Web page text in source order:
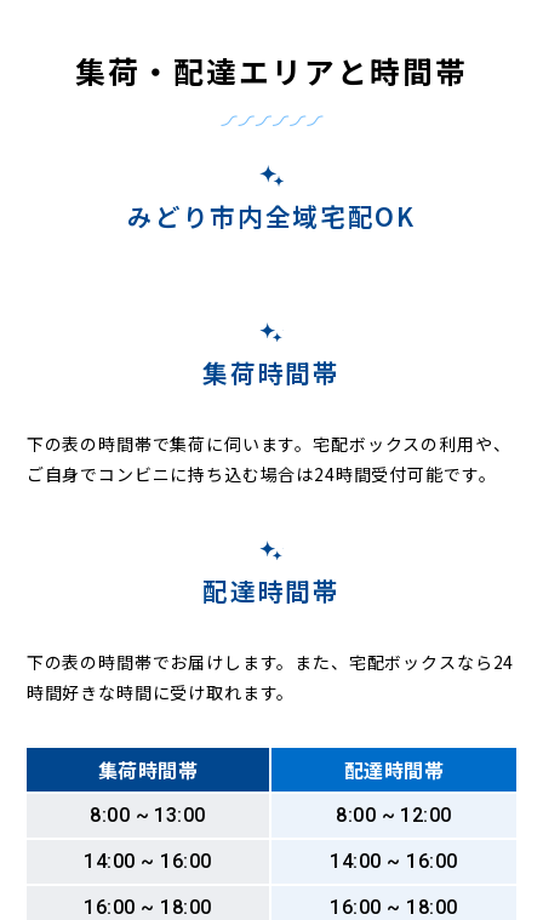
集荷・配達エリアと時間帯
みどり市内全域宅配OK
集荷時間帯
下の表の時間帯で集荷に伺います。宅配ボックスの利用や、
ご自身でコンビニに持ち込む場合は24時間受付可能です。
配達時間帯
下の表の時間帯でお届けします。また、宅配ボックスなら24
時間好きな時間に受け取れます。
集荷時間帯 配達時間帯
8:00 ~ 13:00
8:00 ~ 12:00
14:00 ~ 16:00
14:00 ~ 16:00
16:00 ~ 18:00
16:00 ~ 18:00